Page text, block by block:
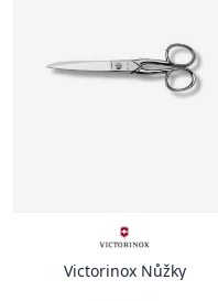
Victorinox Nůžky